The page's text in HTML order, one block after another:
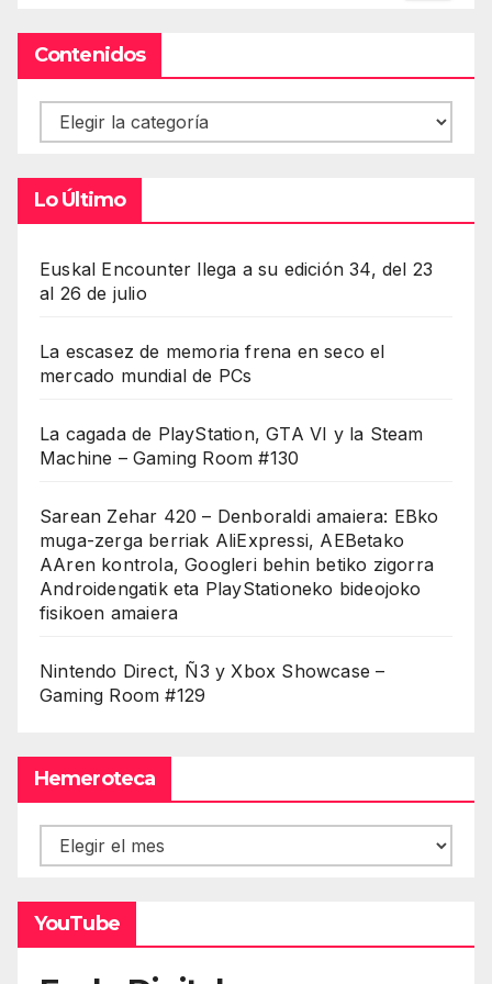
Contenidos
Contenidos
Lo Último
Euskal Encounter llega a su edición 34, del 23
al 26 de julio
La escasez de memoria frena en seco el
mercado mundial de PCs
La cagada de PlayStation, GTA VI y la Steam
Machine – Gaming Room #130
Sarean Zehar 420 – Denboraldi amaiera: EBko
muga-zerga berriak AliExpressi, AEBetako
AAren kontrola, Googleri behin betiko zigorra
Androidengatik eta PlayStationeko bideojoko
fisikoen amaiera
Nintendo Direct, Ñ3 y Xbox Showcase –
Gaming Room #129
Hemeroteca
Hemeroteca
YouTube